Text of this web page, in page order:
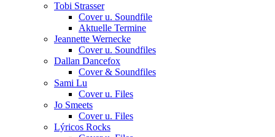
Tobi Strasser
Cover u. Soundfile
Aktuelle Termine
Jeannette Wernecke
Cover u. Soundfiles
Dallan Dancefox
Cover & Soundfiles
Sami Lu
Cover u. Files
Jo Smeets
Cover u. Files
Lýricos Rocks